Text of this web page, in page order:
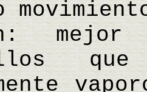
mejor